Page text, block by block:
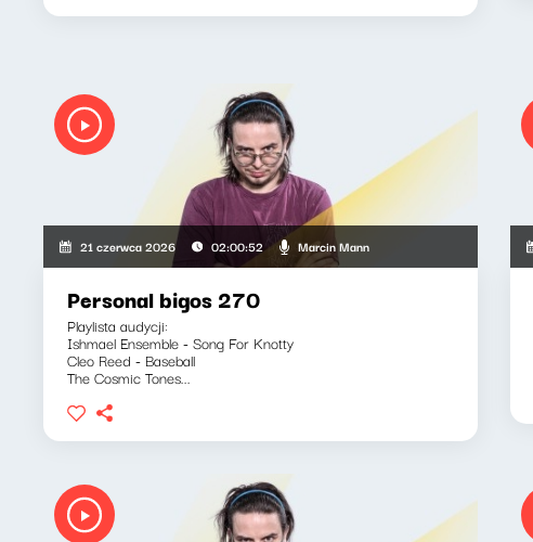
21 czerwca 2026 02:00:52 Marcin Mann
Personal bigos 270
Playlista audycji:
Ishmael Ensemble - Song For Knotty
Cleo Reed - Baseball
The Cosmic Tones...